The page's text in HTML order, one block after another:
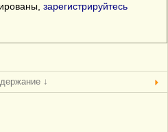
зарегистрируйтесь
↓